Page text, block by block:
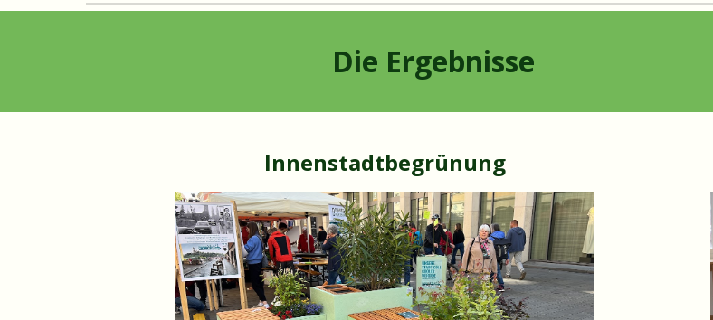
Die Ergebnisse
Innenstadtbegrünung